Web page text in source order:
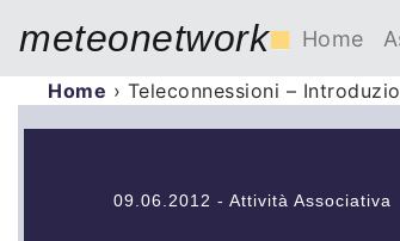
meteonetwork■ Home
Home › Teleconnessioni –
09.06.2012 - Attività Associativa